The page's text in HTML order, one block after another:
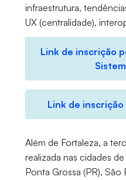
infraestrutura,
UX (centralidade),
Link de inscrição
Link de
Além de Fortaleza, a
realizada nas cidades
Ponta Grossa (PR), São